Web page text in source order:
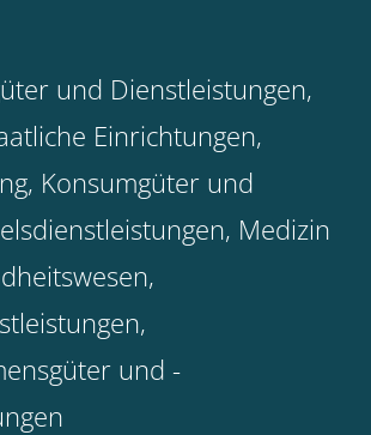
und Dienstleistungen,
Einrichtungen,
Konsumgüter und
Medizin
und -